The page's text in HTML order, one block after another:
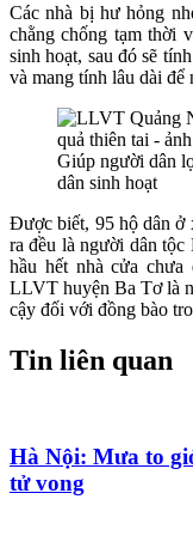
Các nhà bị hư hỏng
chằng chống tạm thời
sinh hoạt, sau đó sẽ
và mang tính lâu dài để
Giúp người dân
dân sinh hoạt
Được biết, 95 hộ dân ở
ra đều là người dân tộc
hầu hết nhà cửa
LLVT huyện Ba Tơ là
cậy đối với đồng bào
Tin liên quan
Hà Nội: Mưa to
tử vong